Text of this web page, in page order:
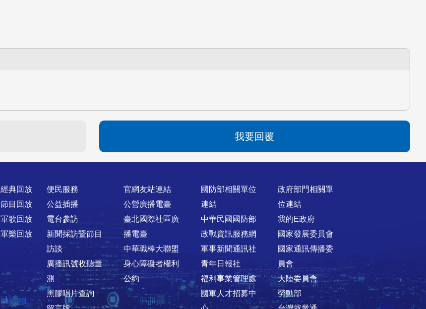
我要回覆
經典回放
節目回放
軍歌回放
軍樂回放
便民服務
公益插播
電台參訪
新聞採訪暨節目
訪談
廣播訊號收聽量
測
黑膠唱片查詢
官網友站連結
公營廣播電臺
臺北國際社區廣
播電臺
中華職棒大聯盟
身心障礙者權利
公約
國防部相關單位
連結
中華民國國防部
政戰資訊服務網
軍事新聞通訊社
青年日報社
福利事業管理處
國軍人才招募中
政府部門相關單
位連結
我的E政府
國家發展委員會
國家通訊傳播委
員會
大陸委員會
勞動部